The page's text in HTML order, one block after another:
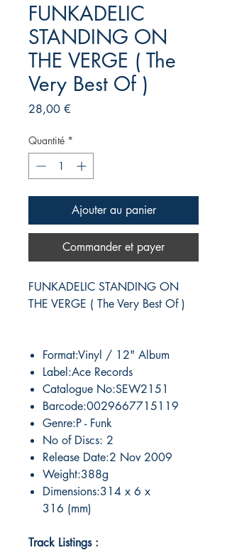
FUNKADELIC
STANDING ON
THE VERGE ( The
Very Best Of )
28,00 €Prix
Quantité *
Ajouter au panier
Commander et payer
FUNKADELIC STANDING ON
THE VERGE ( The Very Best Of )
Format:Vinyl / 12" Album
Label:Ace Records
Catalogue No:SEW2151
Barcode:0029667715119
Genre:P - Funk
No of Discs: 2
Release Date:2 Nov 2009
Weight:388g
Dimensions:314 x 6 x
316 (mm)
Track Listings :